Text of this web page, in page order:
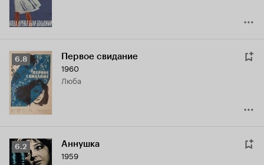
Рейтинг
Кинопоиска
6.8
6.8 Первое свидание
1960
Люба
Рейтинг
Кинопоиска
6.2 Аннушка
1959